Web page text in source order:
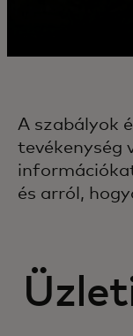
A szabályok
tevékenység
és arról,